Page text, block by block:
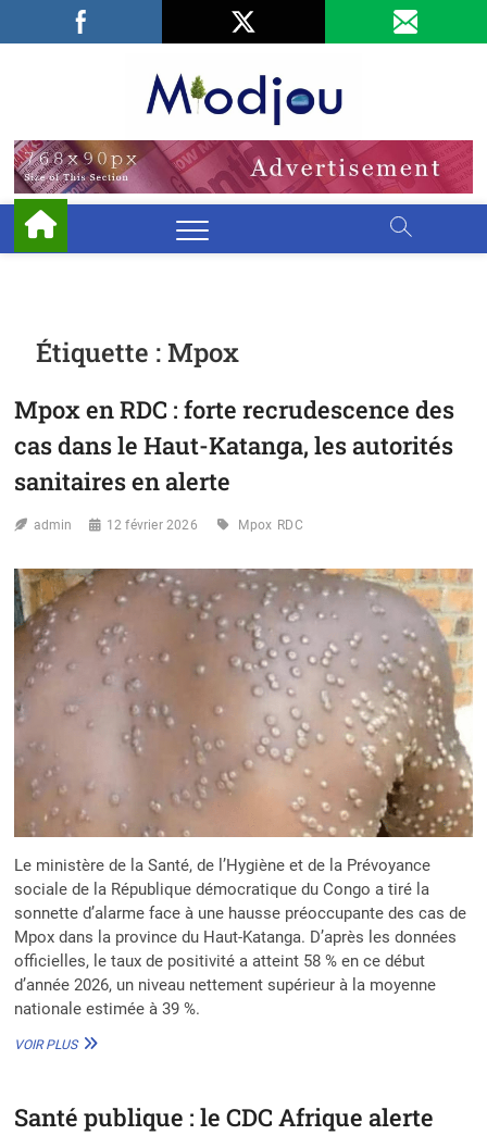
Facebook
LinkedIn
Étiquette :Mpox
Mpox en RDC : forte recrudescence des
cas dans le Haut-Katanga, les autorités
sanitaires en alerte
admin 12 février 2026 Mpox RDC
Le ministère de la Santé, de l’Hygiène et de la Prévoyance
sociale de la République démocratique du Congo a tiré la
sonnette d’alarme face à une hausse préoccupante des cas de
Mpox dans la province du Haut-Katanga. D’après les données
officielles, le taux de positivité a atteint 58 % en ce début
d’année 2026, un niveau nettement supérieur à la moyenne
nationale estimée à 39 %.
VOIR PLUSMPOX
FORTE
Santé publique : le CDC Afrique alerte